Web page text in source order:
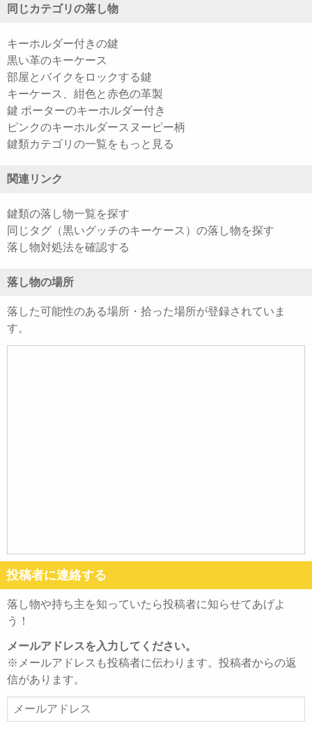
同じカテゴリの落し物
キーホルダー付きの鍵
黒い革のキーケース
部屋とバイクをロックする鍵
キーケース、紺色と赤色の革製
鍵 ポーターのキーホルダー付き
ピンクのキーホルダースヌーピー柄
鍵類カテゴリの一覧をもっと見る
関連リンク
鍵類の落し物一覧を探す
同じタグ（黒いグッチのキーケース）の落し物を探す
落し物対処法を確認する
落し物の場所
落した可能性のある場所・拾った場所が登録されていま
す。
投稿者に連絡する
落し物や持ち主を知っていたら投稿者に知らせてあげよ
う！
メールアドレスを入力してください。
※メールアドレスも投稿者に伝わります。投稿者からの返
信があります。
ー